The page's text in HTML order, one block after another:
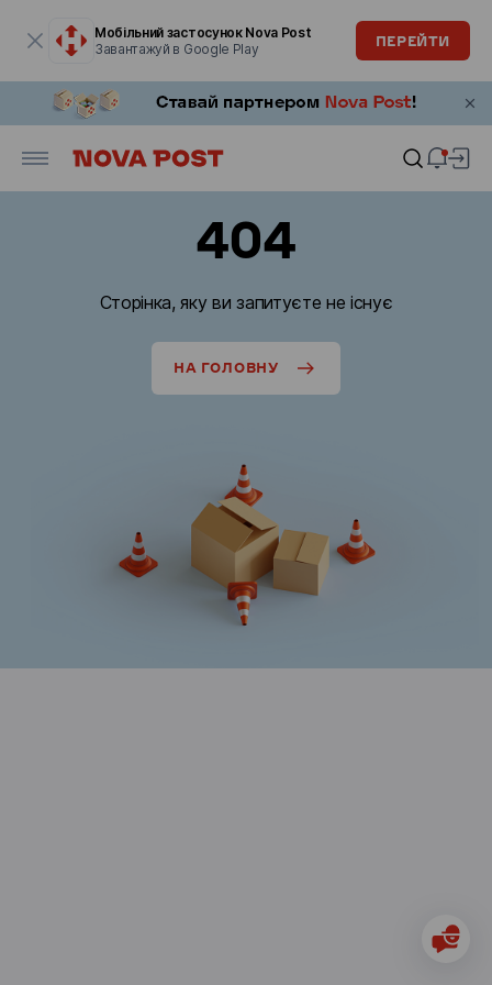
Мобільний застосунок Nova Post
Завантажуй в Google Play
ПЕРЕЙТИ
404
Сторінка, яку ви запитуєте не існує
НА ГОЛОВНУ